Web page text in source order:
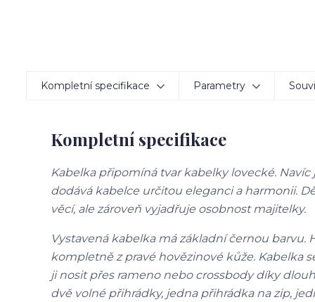
Kompletní specifikace Parametry
Kompletní specifikace
Kabelka připomíná tvar kabelky lovecké.
dodává kabelce určitou eleganci a harmonii.
věcí, ale zároveň vyjadřuje osobnost majitelky.
Vystavená kabelka má základní černou barvu.
kompletně z pravé hovězinové kůže. Kabelka
ji nosit přes rameno nebo crossbody díky
dvě volné přihrádky, jedna přihrádka na zip,